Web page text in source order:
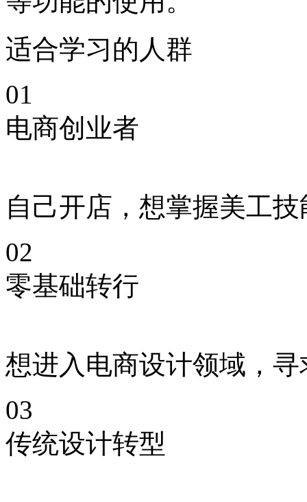
适合学习的人群
01
电商创业者
自己开店，想掌握美工
02
零基础转行
想进入电商设计领域，
03
传统设计转型